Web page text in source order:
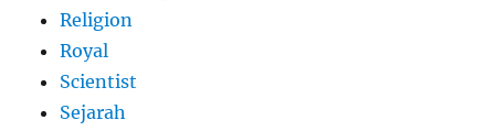
Religion
Royal
Scientist
Sejarah